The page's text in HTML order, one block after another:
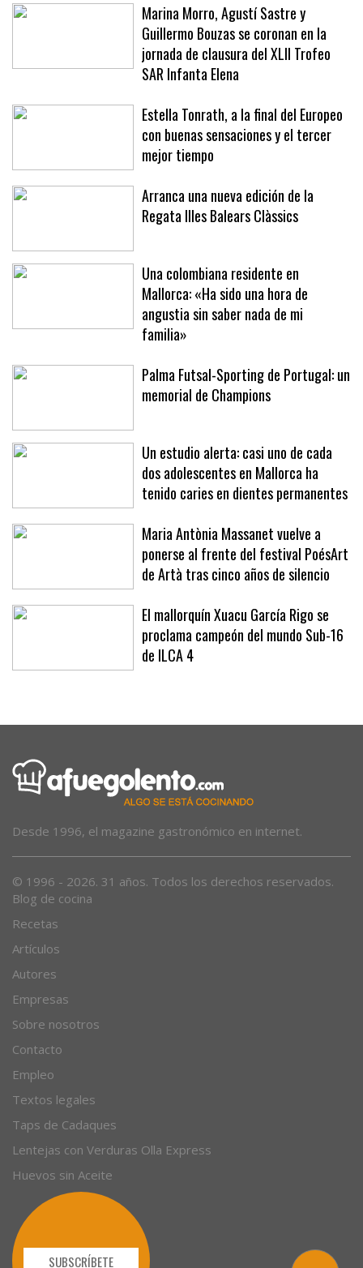
Marina Morro, Agustí Sastre y
Guillermo Bouzas se coronan en la
jornada de clausura del XLII Trofeo
SAR Infanta Elena
Estella Tonrath, a la final del Europeo
con buenas sensaciones y el tercer
mejor tiempo
Arranca una nueva edición de la
Regata Illes Balears Clàssics
Una colombiana residente en
Mallorca: «Ha sido una hora de
angustia sin saber nada de mi
familia»
Palma Futsal-Sporting de Portugal: un
memorial de Champions
Un estudio alerta: casi uno de cada
dos adolescentes en Mallorca ha
tenido caries en dientes permanentes
Maria Antònia Massanet vuelve a
ponerse al frente del festival PoésArt
de Artà tras cinco años de silencio
El mallorquín Xuacu García Rigo se
proclama campeón del mundo Sub-16
de ILCA 4
Desde 1996, el magazine gastronómico en internet.
© 1996 - 2026. 31 años. Todos los derechos reservados.
Blog de cocina
Recetas
Artículos
Autores
Empresas
Sobre nosotros
Contacto
Empleo
Textos legales
Taps de Cadaques
Lentejas con Verduras Olla Express
Huevos sin Aceite
SUBSCRÍBETE